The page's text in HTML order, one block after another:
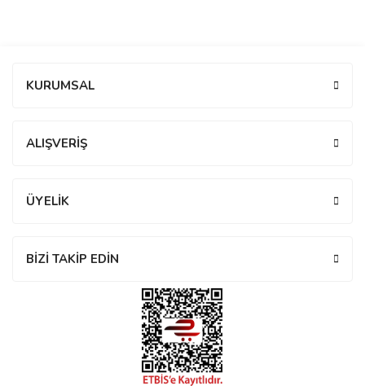
KURUMSAL
ALIŞVERİŞ
ÜYELİK
BİZİ TAKİP EDİN